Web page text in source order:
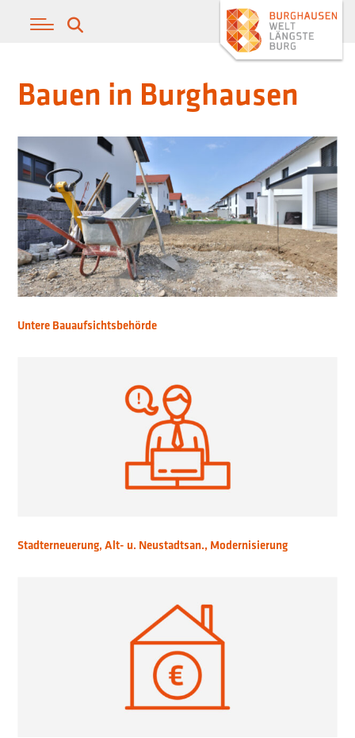
Bauen in Burghausen
Untere Bauaufsichtsbehörde
Stadterneuerung, Alt- u. Neustadtsan., Modernisierung